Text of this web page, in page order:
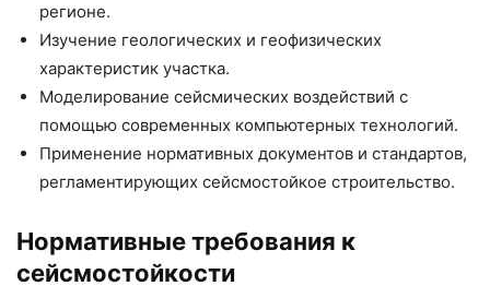
регионе.
Изучение геологических и геофизических
характеристик участка.
Моделирование сейсмических воздействий с
помощью современных компьютерных технологий.
Применение нормативных документов и стандартов,
регламентирующих сейсмостойкое строительство.
Нормативные требования к
сейсмостойкости